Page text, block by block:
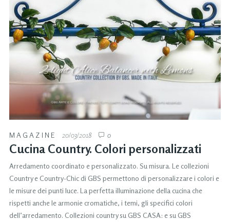
MAGAZINE 20/03/2018 0
Cucina Country. Colori personalizzati
Arredamento coordinato e personalizzato. Su misura. Le collezioni
Country e Country-Chic di GBS permettono di personalizzare i colori e
le misure dei punti luce. La perfetta illuminazione della cucina che
rispetti anche le armonie cromatiche, i temi, gli specifici colori
dell’arredamento. Collezioni country su GBS CASA: e su GBS